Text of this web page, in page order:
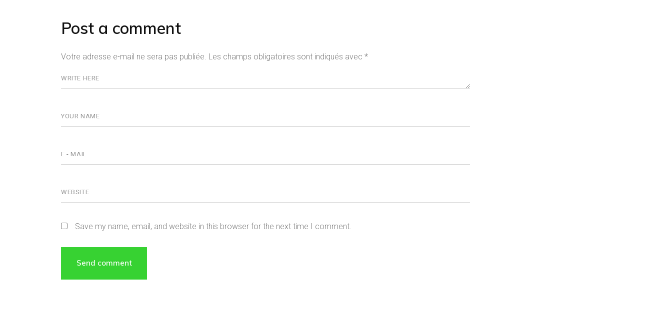
Post a comment
Votre adresse e-mail ne sera pas publiée. Les champs obligatoires sont indiqués avec *
Save my name, email, and website in this browser for the next time I comment.